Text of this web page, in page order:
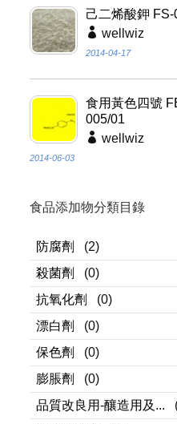
己二烯酸鉀 FS-
wellwiz
2014-04-17
食用黃色四號
005/01
wellwiz
2014-06-03
食品添加物分類目錄
防腐劑
(2)
殺菌劑
(0)
抗氧化劑
(0)
漂白劑
(0)
保色劑
(0)
膨脹劑
(0)
品質改良用-釀造用及...